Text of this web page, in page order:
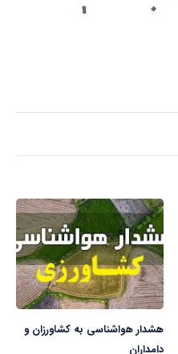
هشدار هواشناسی به کشاورزان و
دامداران